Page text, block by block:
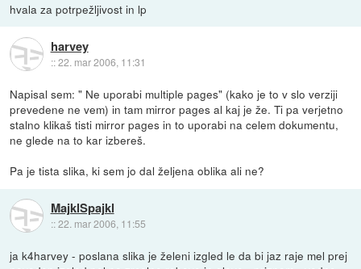
hvala za potrpežljivost in lp
harvey
::22. mar 2006, 11:31
Napisal sem: " Ne uporabi multiple pages" (kako je to v slo verziji
prevedene ne vem) in tam mirror pages al kaj je že. Ti pa verjetno
stalno klikaš tisti mirror pages in to uporabi na celem dokumentu,
ne glede na to kar izbereš.
Pa je tista slika, ki sem jo dal željena oblika ali ne?
MajklSpajkl
::22. mar 2006, 11:55
ja k4harvey - poslana slika je želeni izgled le da bi jaz raje mel prej